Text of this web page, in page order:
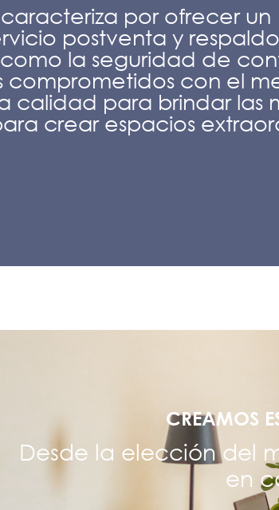
por ofrecer un
postventa y
la seguridad de
comprometidos con el
calidad para brindar las
crear espacios
CREAMOS
Desde la elección del
en